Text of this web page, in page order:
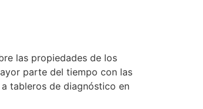
las propiedades de los
parte del tiempo con las
tableros de diagnóstico en